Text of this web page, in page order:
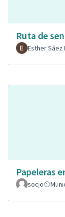
Ruta de
Esther Sáez
Papeleras
socjo